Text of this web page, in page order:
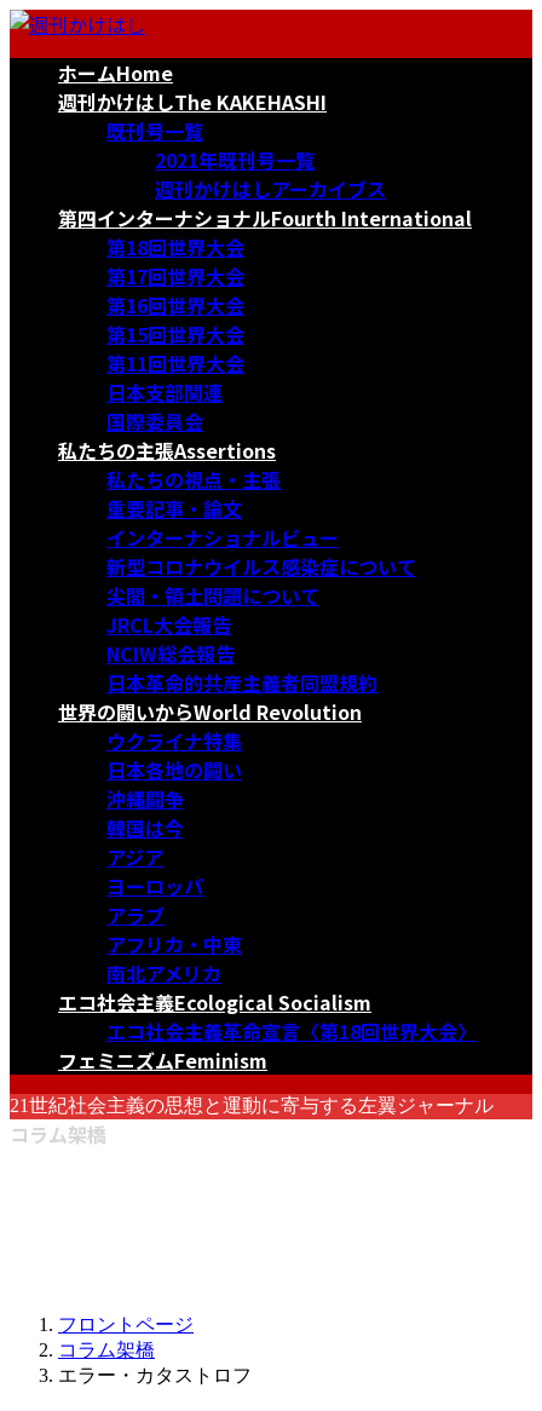
コ
ナ
ホームHome
週刊かけはしThe KAKEHASHI
既刊号一覧
2021年既刊号一覧
週刊かけはしアーカイブス
第四インターナショナルFourth International
第18回世界大会
第17回世界大会
第16回世界大会
第15回世界大会
第11回世界大会
日本支部関連
国際委員会
私たちの主張Assertions
私たちの視点・主張
重要記事・論文
インターナショナルビュー
新型コロナウイルス感染症について
尖閣・領土問題について
JRCL大会報告
NCIW総会報告
日本革命的共産主義者同盟規約
世界の闘いからWorld Revolution
ウクライナ特集
日本各地の闘い
沖縄闘争
韓国は今
アジア
ヨーロッパ
アラブ
アフリカ・中東
南北アメリカ
エコ社会主義Ecological Socialism
エコ社会主義革命宣言〈第18回世界大会〉
フェミニズムFeminism
21世紀社会主義の思想と運動に寄与する左翼ジャーナル
コラム架橋
フロントページ
コラム架橋
エラー・カタストロフ